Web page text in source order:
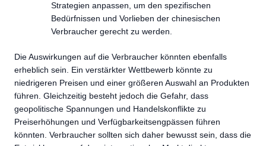
Strategien anpassen, um den spezifischen
Bedürfnissen und Vorlieben der chinesischen
Verbraucher gerecht zu werden.
Die Auswirkungen auf die Verbraucher könnten ebenfalls
erheblich sein. Ein verstärkter Wettbewerb könnte zu
niedrigeren Preisen und einer größeren Auswahl an Produkten
führen. Gleichzeitig besteht jedoch die Gefahr, dass
geopolitische Spannungen und Handelskonflikte zu
Preiserhöhungen und Verfügbarkeitsengpässen führen
könnten. Verbraucher sollten sich daher bewusst sein, dass die